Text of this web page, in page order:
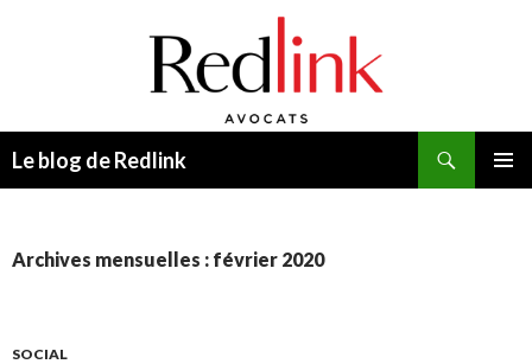
Le blog de Redlink
Archives mensuelles : février 2020
SOCIAL